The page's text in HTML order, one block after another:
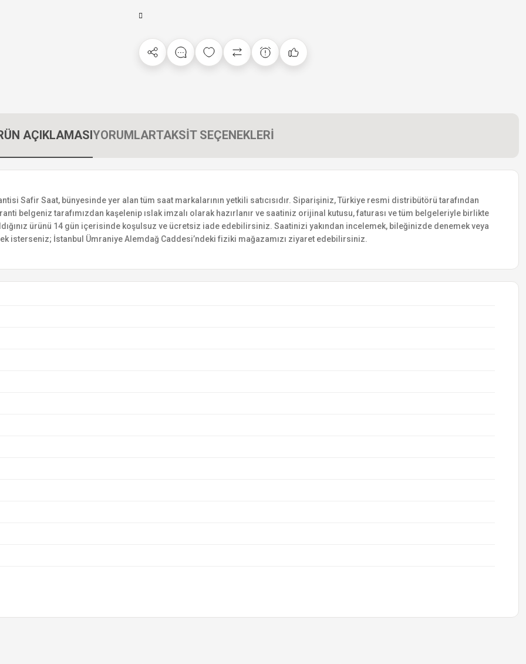
AÇIKLAMASIYORUMLARTAKSİT SEÇENEKLERİ
Safir Saat, bünyesinde yer alan tüm saat markalarının yetkili satıcısıdır. Siparişiniz, Türkiye resmi distribütörü tarafından
belgeniz tarafımızdan kaşelenip ıslak imzalı olarak hazırlanır ve saatiniz orijinal kutusu, faturası ve tüm belgeleriyle birlikte
ürünü 14 gün içerisinde koşulsuz ve ücretsiz iade edebilirsiniz. Saatinizi yakından incelemek, bileğinizde denemek veya
isterseniz; İstanbul Ümraniye Alemdağ Caddesi’ndeki fiziki mağazamızı ziyaret edebilirsiniz.